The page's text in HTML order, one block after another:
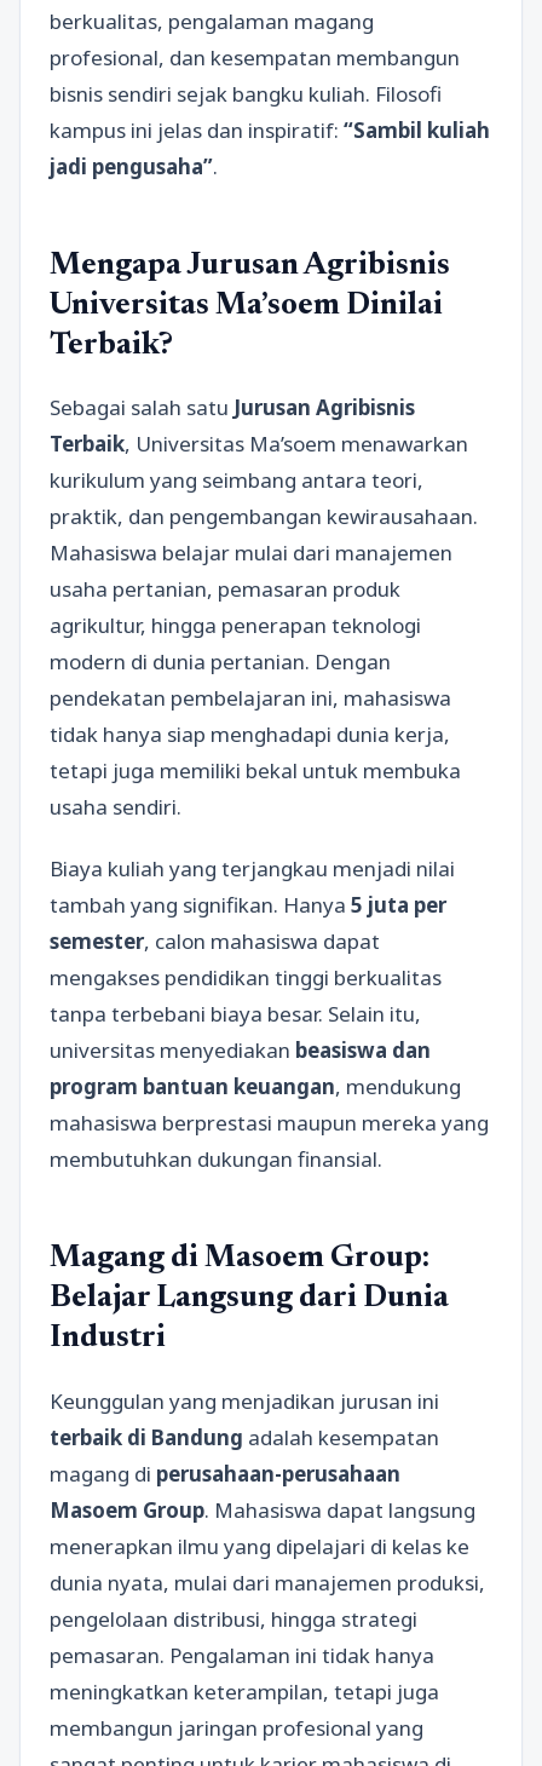
berkualitas, pengalaman magang
profesional, dan kesempatan membangun
bisnis sendiri sejak bangku kuliah. Filosofi
kampus ini jelas dan inspiratif: “Sambil kuliah
jadi pengusaha”.
Mengapa Jurusan Agribisnis
Universitas Ma’soem Dinilai
Terbaik?
Sebagai salah satu Jurusan Agribisnis
Terbaik, Universitas Ma’soem menawarkan
kurikulum yang seimbang antara teori,
praktik, dan pengembangan kewirausahaan.
Mahasiswa belajar mulai dari manajemen
usaha pertanian, pemasaran produk
agrikultur, hingga penerapan teknologi
modern di dunia pertanian. Dengan
pendekatan pembelajaran ini, mahasiswa
tidak hanya siap menghadapi dunia kerja,
tetapi juga memiliki bekal untuk membuka
usaha sendiri.
Biaya kuliah yang terjangkau menjadi nilai
tambah yang signifikan. Hanya 5 juta per
semester, calon mahasiswa dapat
mengakses pendidikan tinggi berkualitas
tanpa terbebani biaya besar. Selain itu,
universitas menyediakan beasiswa dan
program bantuan keuangan, mendukung
mahasiswa berprestasi maupun mereka yang
membutuhkan dukungan finansial.
Magang di Masoem Group:
Belajar Langsung dari Dunia
Industri
Keunggulan yang menjadikan jurusan ini
terbaik di Bandung adalah kesempatan
magang di perusahaan-perusahaan
Masoem Group. Mahasiswa dapat langsung
menerapkan ilmu yang dipelajari di kelas ke
dunia nyata, mulai dari manajemen produksi,
pengelolaan distribusi, hingga strategi
pemasaran. Pengalaman ini tidak hanya
meningkatkan keterampilan, tetapi juga
membangun jaringan profesional yang